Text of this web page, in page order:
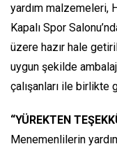
yardım malzemeleri,
Kapalı Spor
üzere hazır hale
uygun şekilde
çalışanları ile birlikte
“YÜREKTEN
Menemenlilerin